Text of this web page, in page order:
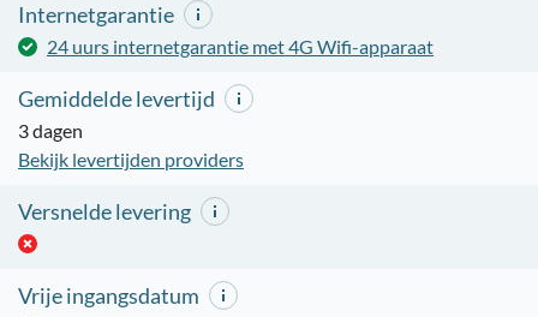
Internetgarantie
24 uurs internetgarantie met 4G Wifi-apparaat
Gemiddelde levertijd
3 dagen
Bekijk levertijden providers
Versnelde levering
Vrije ingangsdatum